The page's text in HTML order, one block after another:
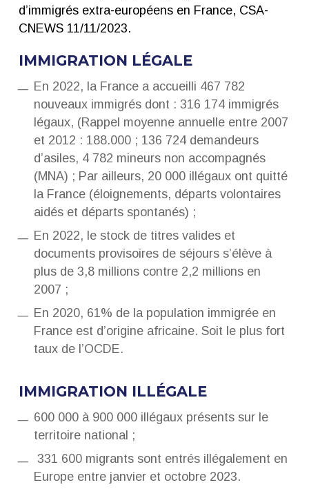
d’immigrés extra-européens en France, CSA-
CNEWS 11/11/2023.
IMMIGRATION LÉGALE
En 2022, la France a accueilli 467 782
nouveaux immigrés dont : 316 174 immigrés
légaux, (Rappel moyenne annuelle entre 2007
et 2012 : 188.000 ; 136 724 demandeurs
d’asiles, 4 782 mineurs non accompagnés
(MNA) ; Par ailleurs, 20 000 illégaux ont quitté
la France (éloignements, départs volontaires
aidés et départs spontanés) ;
En 2022, le stock de titres valides et
documents provisoires de séjours s’élève à
plus de 3,8 millions contre 2,2 millions en
2007 ;
En 2020, 61% de la population immigrée en
France est d’origine africaine. Soit le plus fort
taux de l’OCDE.
IMMIGRATION ILLÉGALE
600 000 à 900 000 illégaux présents sur le
territoire national ;
331 600 migrants sont entrés illégalement en
Europe entre janvier et octobre 2023.